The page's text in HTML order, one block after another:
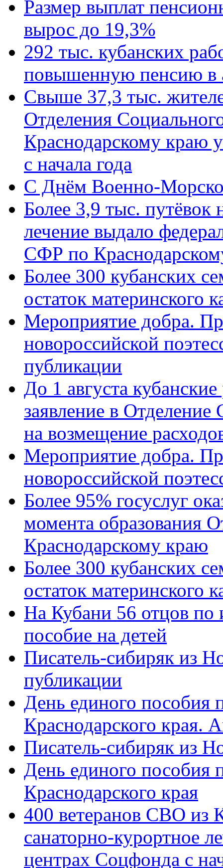
Размер выплат
вырос до 19,3%
292 тыс. кубанских
повышенную пенсию в
Свыше 37,3 тыс.
Отделения
Краснодарскому краю
с начала года
C Днём Военно-
Более 3,9 тыс. путёвок
лечение выдало
СФР по
Более 300 кубанских
остаток материнского
Мероприятие добра.
новороссийской
публикации
До 1 августа
заявление в
на возмещение
Мероприятие добра.
новороссийской
Более 95% госуслуг
момента образования
Краснодарскому краю
Более 300 кубанских
остаток материнского
На Кубани 56 отцов по
пособие на детей
Писатель-сибиряк из
публикации
День единого пособия
Краснодарского края.
Писатель-сибиряк из
День единого пособия
Краснодарского края
400 ветеранов СВО из
санаторно-курортное
центрах Соцфонда с